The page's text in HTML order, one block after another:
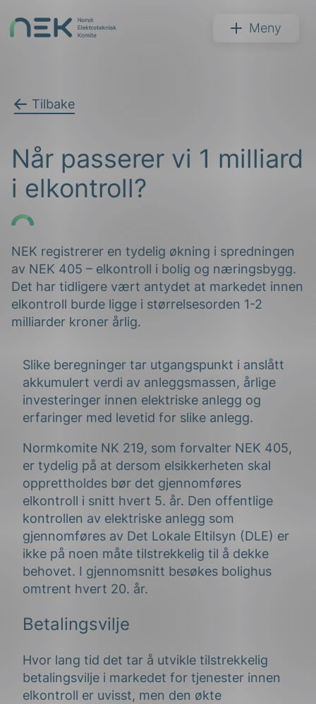
NEK Meny
Tilbake
Når passerer vi 1 milliard
i elkontroll?
NEK registrerer en tydelig økning i spredningen
av NEK 405 – elkontroll i bolig og næringsbygg.
Det har tidligere vært antydet at markedet innen
elkontroll burde ligge i størrelsesorden 1-2
milliarder kroner årlig.
Slike beregninger tar utgangspunkt i anslått
akkumulert verdi av anleggsmassen, årlige
investeringer innen elektriske anlegg og
erfaringer med levetid for slike anlegg.
Normkomite NK 219, som forvalter NEK 405,
er tydelig på at dersom elsikkerheten skal
opprettholdes bør det gjennomføres
elkontroll i snitt hvert 5. år. Den offentlige
kontrollen av elektriske anlegg som
gjennomføres av Det Lokale Eltilsyn (DLE) er
ikke på noen måte tilstrekkelig til å dekke
behovet. I gjennomsnitt besøkes bolighus
omtrent hvert 20. år.
Betalingsvilje
Hvor lang tid det tar å utvikle tilstrekkelig
betalingsvilje i markedet for tjenester innen
elkontroll er uvisst, men den økte